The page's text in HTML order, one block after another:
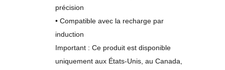
précision
• Compatible avec la recharge par
induction
Important : Ce produit est disponible
uniquement aux États-Unis, au Canada,